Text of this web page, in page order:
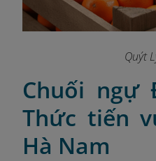
Quýt
Chuối ngự
Thức tiến
Hà Nam